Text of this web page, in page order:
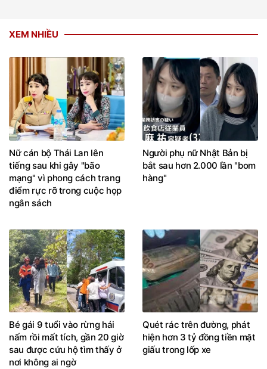
XEM NHIỀU
Nữ cán bộ Thái Lan lên
tiếng sau khi gây "bão
mạng" vì phong cách trang
điểm rực rỡ trong cuộc họp
ngân sách
Người phụ nữ Nhật Bản bị
bắt sau hơn 2.000 lần "bom
hàng"
Bé gái 9 tuổi vào rừng hái
nấm rồi mất tích, gần 20 giờ
sau được cứu hộ tìm thấy ở
nơi không ai ngờ
Quét rác trên đường, phát
hiện hơn 3 tỷ đồng tiền mặt
giấu trong lốp xe